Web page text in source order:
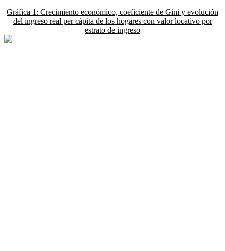
Gráfica 1: Crecimiento económico, coeficiente de Gini y evolución
del ingreso real per cápita de los hogares con valor locativo por
estrato de ingreso